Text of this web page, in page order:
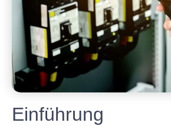
Einführung